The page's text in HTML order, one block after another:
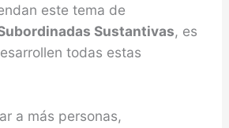
este tema de
Sustantivas, es
todas estas
a más personas,